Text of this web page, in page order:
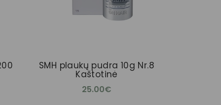
SMH plaukų pudra 10g Nr.8
Kaštotinė
25.00€